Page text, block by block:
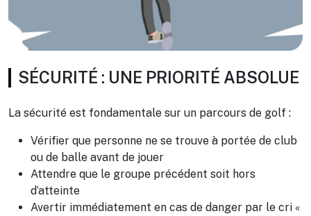
SÉCURITÉ : UNE PRIORITÉ ABSOLUE
La sécurité est fondamentale sur un parcours de golf :
Vérifier que personne ne se trouve à portée de club
ou de balle avant de jouer
Attendre que le groupe précédent soit hors
d’atteinte
Avertir immédiatement en cas de danger par le cri «